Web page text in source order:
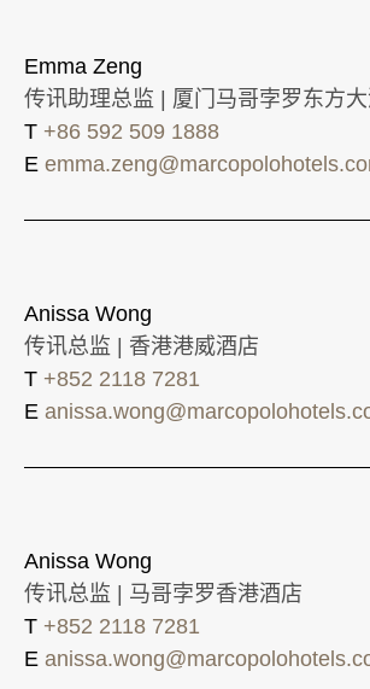
Emma Zeng
传讯助理总监 | 厦门马哥孛罗东方
T +86 592 509 1888
E
Anissa Wong
传讯总监 | 香港港威酒店
T +852 2118 7281
E
Anissa Wong
传讯总监 | 马哥孛罗香港酒店
T +852 2118 7281
E